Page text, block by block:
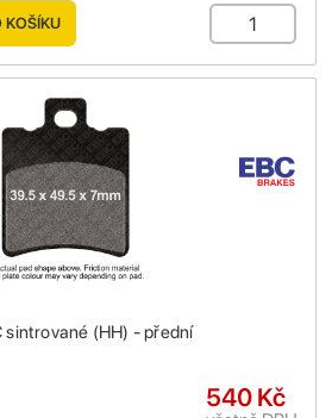
KOŠÍKU
sintrované (HH) - přední
540 Kč